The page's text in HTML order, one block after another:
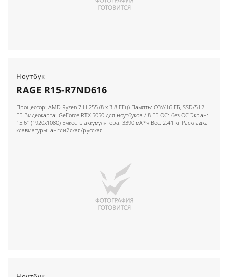
Ноутбук
RAGE R15-R7ND616
Процессор: AMD Ryzen 7 H 255 (8 x 3.8 ГГц) Память: ОЗУ/16 ГБ, SSD/512
ГБ Видеокарта: GeForce RTX 5050 для ноутбуков / 8 ГБ ОС: без ОС Экран:
15.6" (1920x1080) Емкость аккумулятора: 3390 мА*ч Вес: 2.41 кг Раскладка
клавиатуры: английская/русская